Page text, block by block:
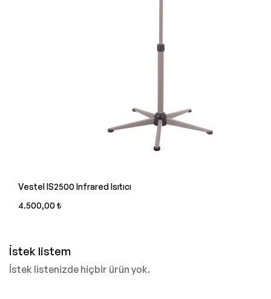
Vestel IS2500 Infrared Isıtıcı
4.500,00 ₺
İstek listem
İstek listenizde hiçbir ürün yok.